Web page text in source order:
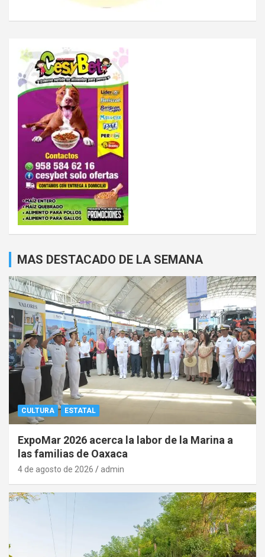
MAS DESTACADO DE LA SEMANA
CULTURA ESTATAL
ExpoMar 2026 acerca la labor de la Marina a
las familias de Oaxaca
4 de agosto de 2026 admin